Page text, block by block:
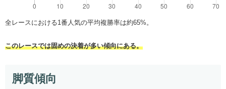
全レースにおける1番人気の平均複勝率は約65%。
このレースでは固めの決着が多い傾向にある。
脚質傾向